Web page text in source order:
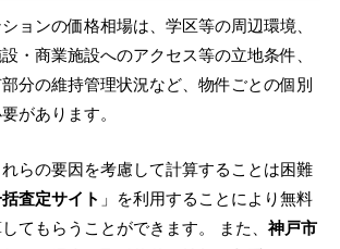
ョンの価格相場は、学区等の周辺環境、
・商業施設へのアクセス等の立地条件、
分の維持管理状況など、物件ごとの個別
があります。
らの要因を考慮して計算することは困難
査定サイト 」を利用することにより無料
てもらうことができます。 また、 神戸市